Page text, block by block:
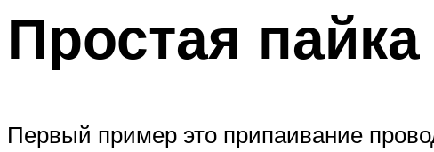
Простая
Первый пример это припаивание